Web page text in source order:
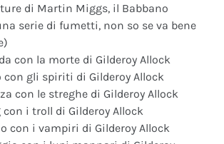
di Martin Miggs, il Babbano
serie di fumetti, non so se va bene
con la morte di Gilderoy Allock
con gli spiriti di Gilderoy Allock
con le streghe di Gilderoy Allock
con i troll di Gilderoy Allock
con i vampiri di Gilderoy Allock